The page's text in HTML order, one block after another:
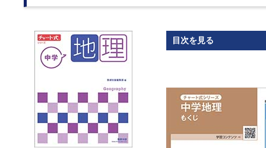
目次を見る